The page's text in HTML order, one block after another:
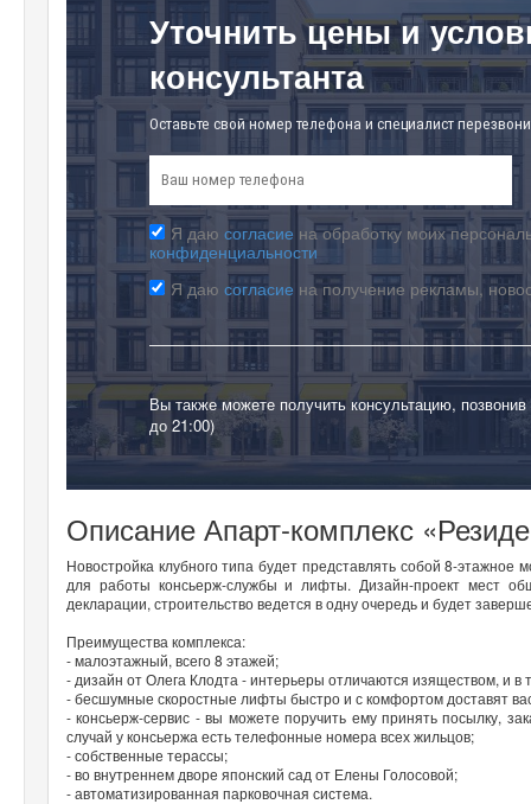
Уточнить цены и
консультанта
Оставьте свой номер телефона и специалист
Я даю согласие на обработку моих
конфиденциальности
Я даю согласие на получение рекламы,
Вы также можете получить консультацию,
до 21:00)
Описание Апарт-комплекс
Новостройка клубного типа будет представлять собой 8-
для работы консьерж-службы и лифты. Дизайн-проект мест
декларации, строительство ведется в одну очередь и будет
Преимущества комплекса:
- малоэтажный, всего 8 этажей;
- дизайн от Олега Клодта - интерьеры отличаются изяществом, и
- бесшумные скоростные лифты быстро и с комфортом доставят
- консьерж-сервис - вы можете поручить ему принять посылку,
случай у консьержа есть телефонные номера всех жильцов;
- собственные терассы;
- во внутреннем дворе японский сад от Елены Голосовой;
- автоматизированная парковочная система.